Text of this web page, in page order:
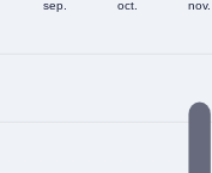
sep. oct. nov.